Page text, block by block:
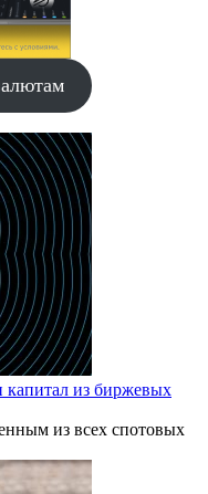
капитал из биржевых
из всех спотовых